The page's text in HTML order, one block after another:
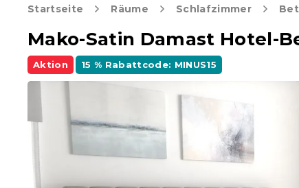
Startseite Räume Schlafzimmer
Mako-Satin Damast Hotel-
Aktion 15 % Rabattcode: MINUS15